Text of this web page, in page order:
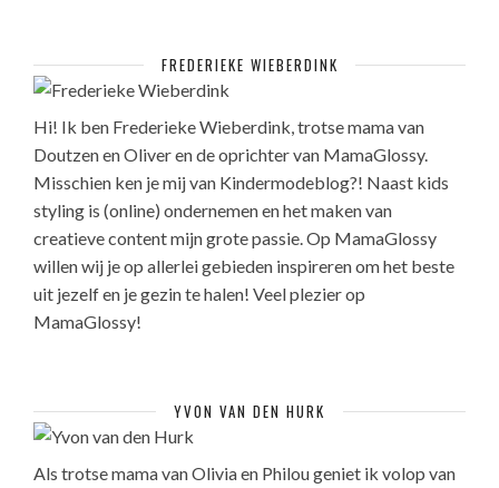
FREDERIEKE WIEBERDINK
Hi! Ik ben Frederieke Wieberdink, trotse mama van
Doutzen en Oliver en de oprichter van MamaGlossy.
Misschien ken je mij van Kindermodeblog?! Naast kids
styling is (online) ondernemen en het maken van
creatieve content mijn grote passie. Op MamaGlossy
willen wij je op allerlei gebieden inspireren om het beste
uit jezelf en je gezin te halen! Veel plezier op
MamaGlossy!
YVON VAN DEN HURK
Als trotse mama van Olivia en Philou geniet ik volop van